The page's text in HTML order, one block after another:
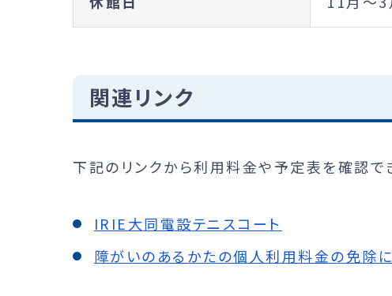
関連リンク
下記のリンクから利用料金や予定表を確認で
IRIE大同電設テニスコート
障がいのあるかたの個人利用料金の免除